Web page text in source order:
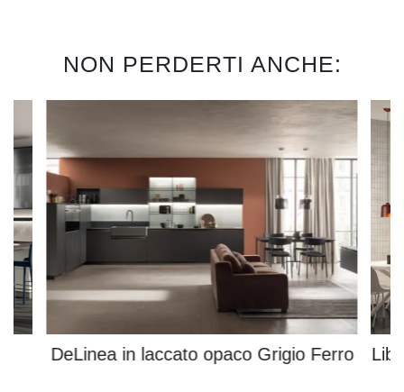
NON PERDERTI ANCHE:
DeLinea in laccato opaco Grigio Ferro